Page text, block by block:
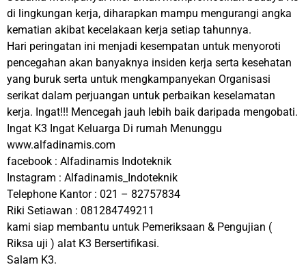
di lingkungan kerja, diharapkan mampu mengurangi angka
kematian akibat kecelakaan kerja setiap tahunnya.
Hari peringatan ini menjadi kesempatan untuk menyoroti
pencegahan akan banyaknya insiden kerja serta kesehatan
yang buruk serta untuk mengkampanyekan Organisasi
serikat dalam perjuangan untuk perbaikan keselamatan
kerja. Ingat!!! Mencegah jauh lebih baik daripada mengobati.
Ingat K3 Ingat Keluarga Di rumah Menunggu
www.alfadinamis.com
facebook : Alfadinamis Indoteknik
Instagram : Alfadinamis_Indoteknik
Telephone Kantor : 021 – 82757834
Riki Setiawan : 081284749211
kami siap membantu untuk Pemeriksaan & Pengujian (
Riksa uji ) alat K3 Bersertifikasi.
Salam K3.